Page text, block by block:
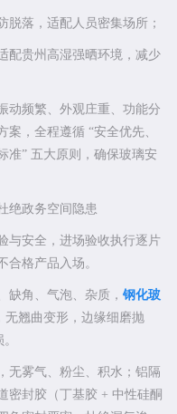
脱落，适配人员密集场所；
配贵州高湿强晒环境，减少
动频繁、外观庄重、功能分
，全程遵循 “安全优先、
准” 五大原则，确保玻璃安
绝政务空间隐患
与安全，进场验收执行逐片
合格产品入场。
缺角、气泡、杂质， 钢化玻
无翘曲变形，边缘细磨抛
无雾气、粉尘、积水；铝隔
密封胶（丁基胶 + 中性硅酮